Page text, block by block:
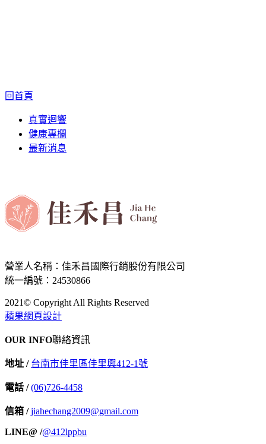
回首頁
真實迴響
健康專欄
最新消息
營業人名稱：佳禾昌國際行銷股份有限公司
統一編號：24530866
2021© Copyright All Rights Reserved
蘋果網頁設計
OUR INFO聯絡資訊
地址 / 台南市佳里區佳里興412-1號
電話 /(06)726-4458
信箱 /jiahechang2009@gmail.com
LINE@ /@412lppbu